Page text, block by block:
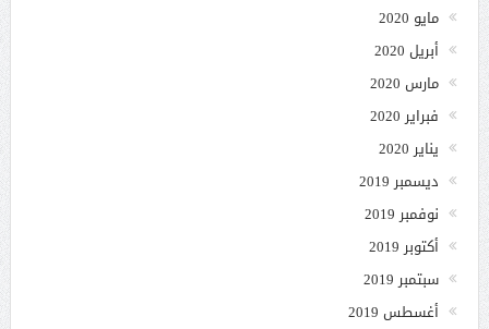
مايو 2020
أبريل 2020
مارس 2020
فبراير 2020
يناير 2020
ديسمبر 2019
نوفمبر 2019
أكتوبر 2019
سبتمبر 2019
أغسطس 2019